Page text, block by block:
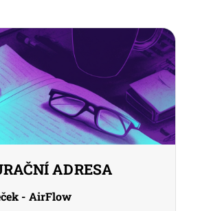
ADRESA
- AirFlow